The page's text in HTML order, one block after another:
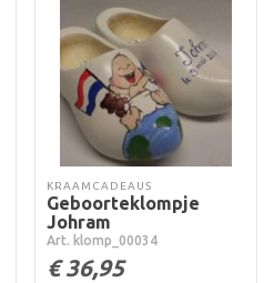
KRAAMCADEAUS
Geboorteklompje
Johram
Art. klomp_00034
€36,95